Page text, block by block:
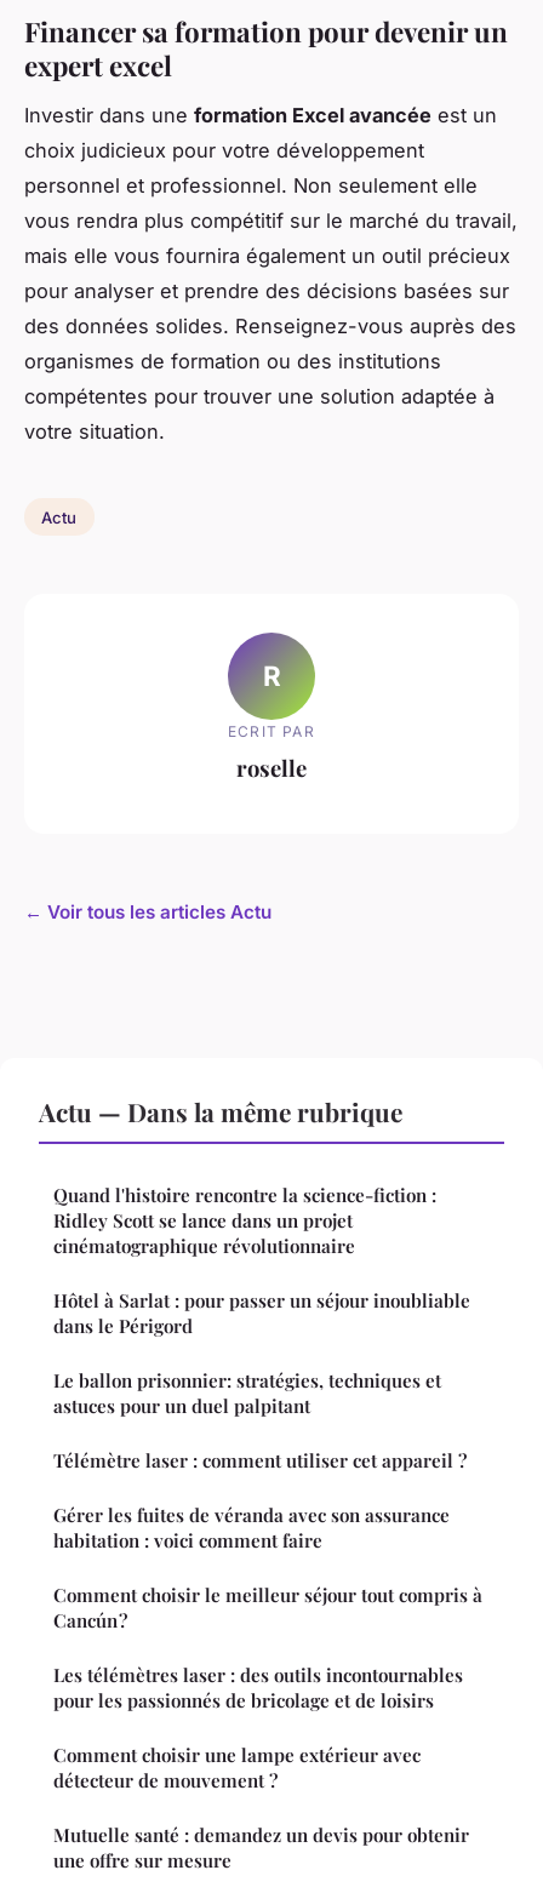
Financer sa formation pour devenir un
expert excel
Investir dans une formation Excel avancée est un
choix judicieux pour votre développement
personnel et professionnel. Non seulement elle
vous rendra plus compétitif sur le marché du travail,
mais elle vous fournira également un outil précieux
pour analyser et prendre des décisions basées sur
des données solides. Renseignez-vous auprès des
organismes de formation ou des institutions
compétentes pour trouver une solution adaptée à
votre situation.
Actu
R
ECRIT PAR
roselle
← Voir tous les articles Actu
Actu — Dans la même rubrique
Quand l'histoire rencontre la science-fiction :
Ridley Scott se lance dans un projet
cinématographique révolutionnaire
Hôtel à Sarlat : pour passer un séjour inoubliable
dans le Périgord
Le ballon prisonnier: stratégies, techniques et
astuces pour un duel palpitant
Télémètre laser : comment utiliser cet appareil ?
Gérer les fuites de véranda avec son assurance
habitation : voici comment faire
Comment choisir le meilleur séjour tout compris à
Cancún ?
Les télémètres laser : des outils incontournables
pour les passionnés de bricolage et de loisirs
Comment choisir une lampe extérieur avec
détecteur de mouvement ?
Mutuelle santé : demandez un devis pour obtenir
une offre sur mesure